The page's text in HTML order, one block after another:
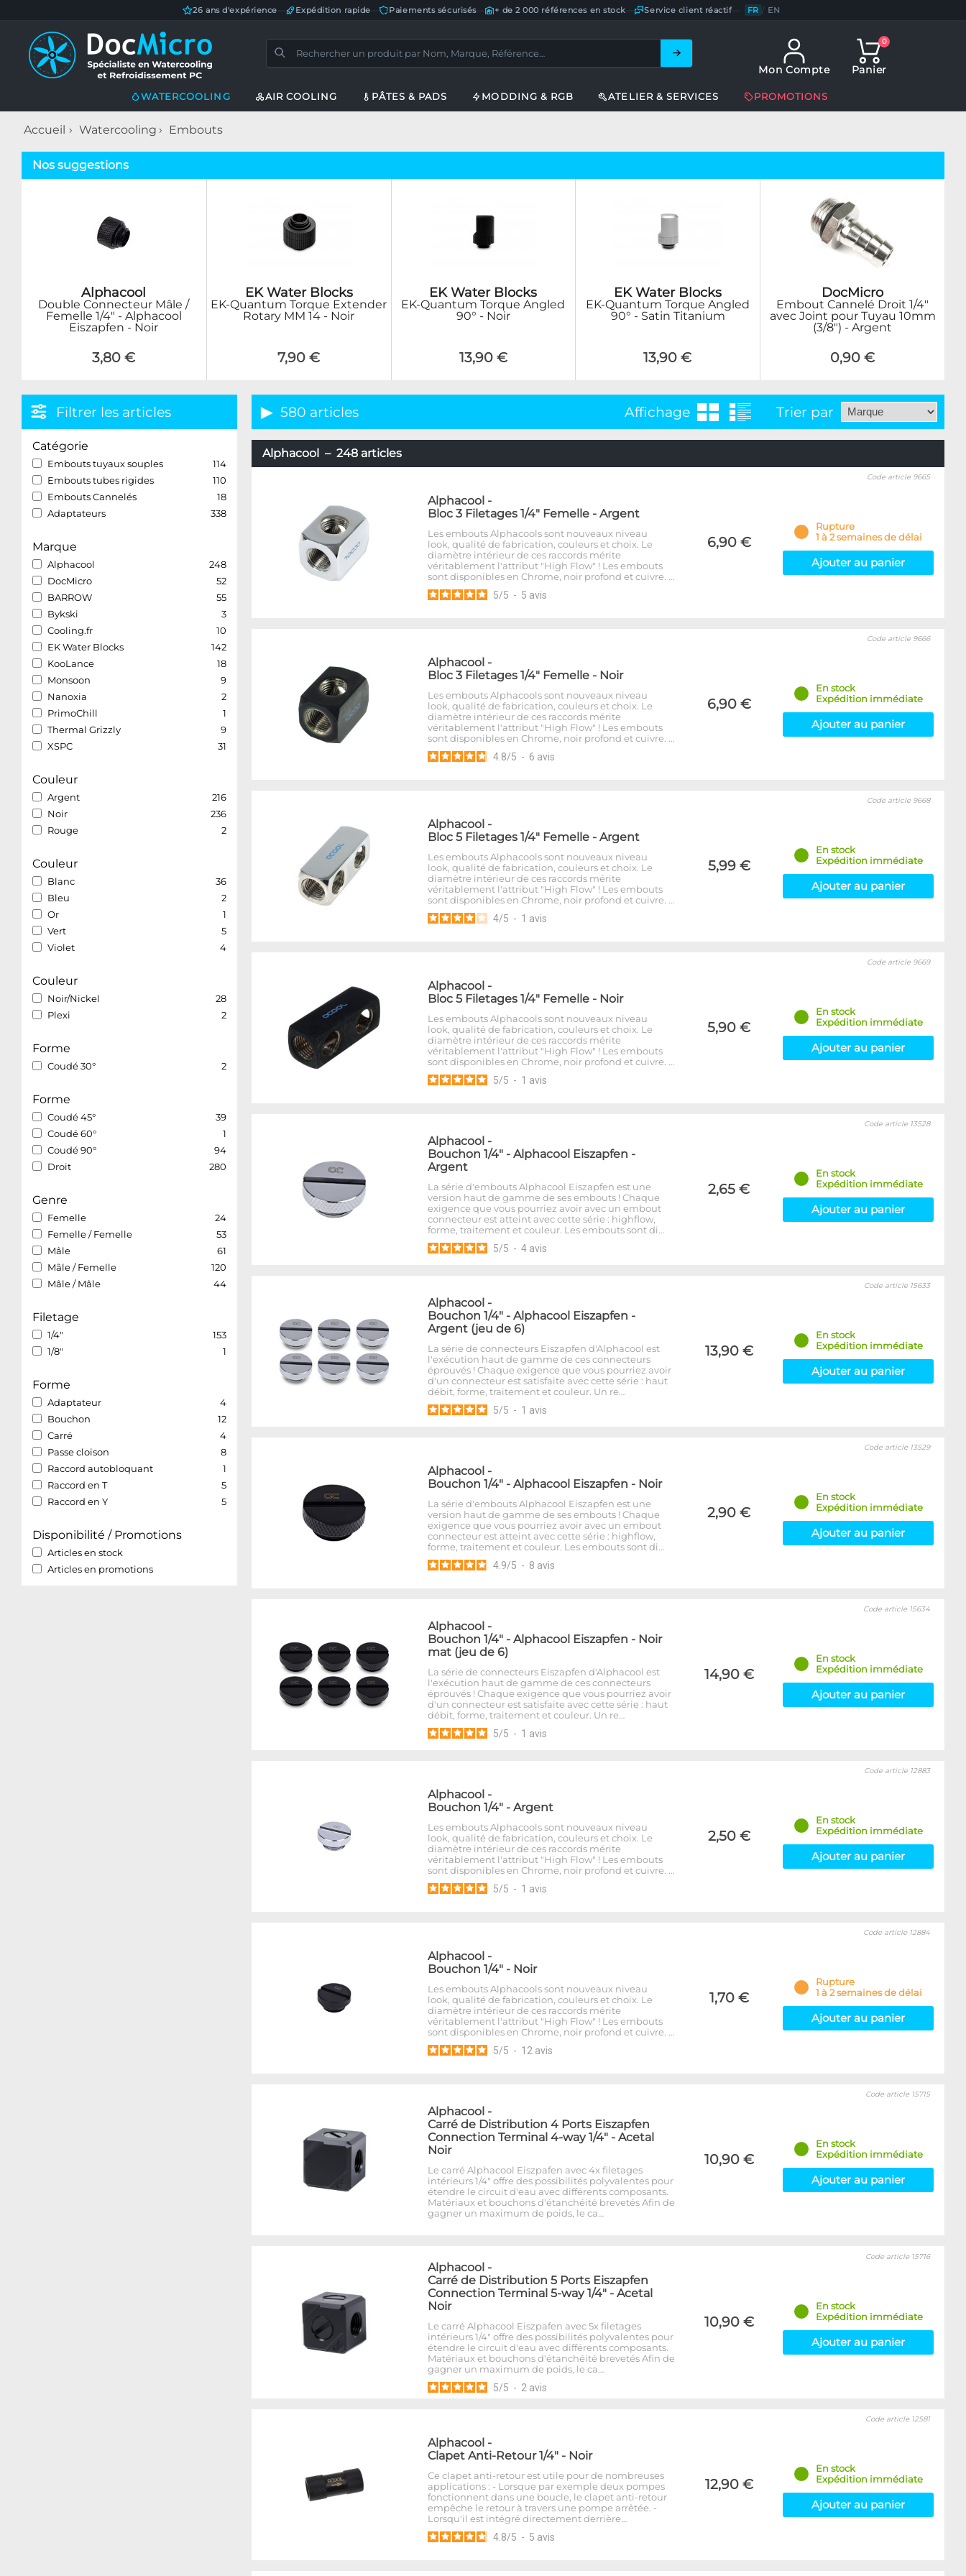
26 ans d'expérience Expédition rapide Paiements sécurisés— + de 2 000 références en stock Service client réactif— FR / EN
Mon Compte
0
Panier
WATERCOOLING AIR COOLING PÂTES & PADS MODDING & RGB ATELIER & SERVICES PROMOTIONS
Accueil Watercooling Embouts
Nos suggestions
Alphacool
Double Connecteur Mâle /
Femelle 1/4" - Alphacool
Eiszapfen - Noir
3,80 €
EK Water Blocks
EK-Quantum Torque Extender
Rotary MM 14 - Noir
7,90 €
EK Water Blocks
EK-Quantum Torque Angled
90° - Noir
13,90 €
EK Water Blocks
EK-Quantum Torque Angled
90° - Satin Titanium
13,90 €
DocMicro
Embout Cannelé Droit 1/4"
avec Joint pour Tuyau 10mm
(3/8") - Argent
0,90 €
Filtrer les articles
Catégorie
Embouts tuyaux souples
114
Embouts tubes rigides
110
Embouts Cannelés
18
Adaptateurs
338
Marque
Alphacool
248
DocMicro
52
BARROW
55
Bykski
3
Cooling.fr
10
EK Water Blocks
142
KooLance
18
Monsoon
9
Nanoxia
2
PrimoChill
1
Thermal Grizzly
9
XSPC
31
Couleur
Argent
216
Noir
236
Rouge
2
Couleur
Blanc
36
Bleu
2
Or
1
Vert
5
Violet
4
Couleur
Noir/Nickel
28
Plexi
2
Forme
Coudé 30° 2
Forme
Coudé 45°
39
Coudé 60°
1
Coudé 90°
94
Droit
280
Genre
Femelle
24
Femelle / Femelle
53
Mâle
61
Mâle / Femelle
120
Mâle / Mâle
44
Filetage
1/4"
153
1/8"
1
Forme
Adaptateur
4
Bouchon
12
Carré
4
Passe cloison
8
Raccord autobloquant
1
Raccord en T
5
Raccord en Y
5
Disponibilité / Promotions
Articles en stock
Articles en promotions
580 articles Affichage Trier par
Alphacool – 248 articles
Alphacool -
Bloc 3 Filetages 1/4" Femelle - Argent
Les embouts Alphacools sont nouveaux niveau
look, qualité de fabrication, couleurs et choix. Le
diamètre intérieur de ces raccords mérite
véritablement l'attribut "High Flow" ! Les embouts
sont disponibles en Chrome, noir profond et cuivre. …
5/5 - 5 avis
6,90 €
Code article 9665
Rupture
1 à 2 semaines de délai
Ajouter au panier
Alphacool -
Bloc 3 Filetages 1/4" Femelle - Noir
Les embouts Alphacools sont nouveaux niveau
look, qualité de fabrication, couleurs et choix. Le
diamètre intérieur de ces raccords mérite
véritablement l'attribut "High Flow" ! Les embouts
sont disponibles en Chrome, noir profond et cuivre. …
4.8/5 - 6 avis
6,90 €
Code article 9666
En stock
Expédition immédiate
Ajouter au panier
Alphacool -
Bloc 5 Filetages 1/4" Femelle - Argent
Les embouts Alphacools sont nouveaux niveau
look, qualité de fabrication, couleurs et choix. Le
diamètre intérieur de ces raccords mérite
véritablement l'attribut "High Flow" ! Les embouts
sont disponibles en Chrome, noir profond et cuivre. …
4/5 - 1 avis
5,99 €
Code article 9668
En stock
Expédition immédiate
Ajouter au panier
Alphacool -
Bloc 5 Filetages 1/4" Femelle - Noir
Les embouts Alphacools sont nouveaux niveau
look, qualité de fabrication, couleurs et choix. Le
diamètre intérieur de ces raccords mérite
véritablement l'attribut "High Flow" ! Les embouts
sont disponibles en Chrome, noir profond et cuivre. …
5/5 - 1 avis
5,90 €
Code article 9669
En stock
Expédition immédiate
Ajouter au panier
Alphacool -
Bouchon 1/4" - Alphacool Eiszapfen -
Argent
La série d'embouts Alphacool Eiszapfen est une
version haut de gamme de ses embouts ! Chaque
exigence que vous pourriez avoir avec un embout
connecteur est atteint avec cette série : highflow,
forme, traitement et couleur. Les embouts sont di…
5/5 - 4 avis
2,65 €
Code article 13528
En stock
Expédition immédiate
Ajouter au panier
Alphacool -
Bouchon 1/4" - Alphacool Eiszapfen -
Argent (jeu de 6)
La série de connecteurs Eiszapfen d'Alphacool est
l'exécution haut de gamme de ces connecteurs
éprouvés ! Chaque exigence que vous pourriez avoir
d'un connecteur est satisfaite avec cette série : haut
débit, forme, traitement et couleur. Un re…
5/5 - 1 avis
13,90 €
Code article 15633
En stock
Expédition immédiate
Ajouter au panier
Alphacool -
Bouchon 1/4" - Alphacool Eiszapfen - Noir
La série d'embouts Alphacool Eiszapfen est une
version haut de gamme de ses embouts ! Chaque
exigence que vous pourriez avoir avec un embout
connecteur est atteint avec cette série : highflow,
forme, traitement et couleur. Les embouts sont di…
4.9/5 - 8 avis
2,90 €
Code article 13529
En stock
Expédition immédiate
Ajouter au panier
Alphacool -
Bouchon 1/4" - Alphacool Eiszapfen - Noir
mat (jeu de 6)
La série de connecteurs Eiszapfen d'Alphacool est
l'exécution haut de gamme de ces connecteurs
éprouvés ! Chaque exigence que vous pourriez avoir
d'un connecteur est satisfaite avec cette série : haut
débit, forme, traitement et couleur. Un re…
5/5 - 1 avis
14,90 €
Code article 15634
En stock
Expédition immédiate
Ajouter au panier
Alphacool -
Bouchon 1/4" - Argent
Les embouts Alphacools sont nouveaux niveau
look, qualité de fabrication, couleurs et choix. Le
diamètre intérieur de ces raccords mérite
véritablement l'attribut "High Flow" ! Les embouts
sont disponibles en Chrome, noir profond et cuivre. …
5/5 - 1 avis
2,50 €
Code article 12883
En stock
Expédition immédiate
Ajouter au panier
Alphacool -
Bouchon 1/4" - Noir
Les embouts Alphacools sont nouveaux niveau
look, qualité de fabrication, couleurs et choix. Le
diamètre intérieur de ces raccords mérite
véritablement l'attribut "High Flow" ! Les embouts
sont disponibles en Chrome, noir profond et cuivre. …
5/5 - 12 avis
1,70 €
Code article 12884
Rupture
1 à 2 semaines de délai
Ajouter au panier
Alphacool -
Carré de Distribution 4 Ports Eiszapfen
Connection Terminal 4-way 1/4" - Acetal
Noir
Le carré Alphacool Eiszpafen avec 4x filetages
intérieurs 1/4" offre des possibilités polyvalentes pour
étendre le circuit d'eau avec différents composants.
Matériaux et bouchons d'étanchéité brevetés Afin de
gagner un maximum de poids, le ca…
10,90 €
Code article 15715
En stock
Expédition immédiate
Ajouter au panier
Alphacool -
Carré de Distribution 5 Ports Eiszapfen
Connection Terminal 5-way 1/4" - Acetal
Noir
Le carré Alphacool Eiszpafen avec 5x filetages
intérieurs 1/4" offre des possibilités polyvalentes pour
étendre le circuit d'eau avec différents composants.
Matériaux et bouchons d'étanchéité brevetés Afin de
gagner un maximum de poids, le ca…
5/5 - 2 avis
10,90 €
Code article 15716
En stock
Expédition immédiate
Ajouter au panier
Alphacool -
Clapet Anti-Retour 1/4" - Noir
Ce clapet anti-retour est utile pour de nombreuses
applications : - Lorsque par exemple deux pompes
fonctionnent dans une boucle, le clapet anti-retour
empêche le retour à travers une pompe arrêtée. -
Lorsqu'il est intégré directement derrière…
4.8/5 - 5 avis
12,90 €
Code article 12581
En stock
Expédition immédiate
Ajouter au panier